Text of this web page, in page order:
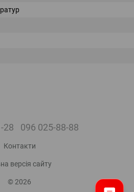
28 096 025-88-88
Контакти
версія сайту
© 2026